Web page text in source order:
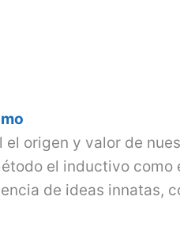
el origen y valor de
el inductivo como
de ideas innatas,